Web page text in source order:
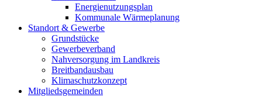
Energienutzungsplan
Kommunale Wärmeplanung
Standort & Gewerbe
Grundstücke
Gewerbeverband
Nahversorgung im Landkreis
Breitbandausbau
Klimaschutzkonzept
Mitgliedsgemeinden